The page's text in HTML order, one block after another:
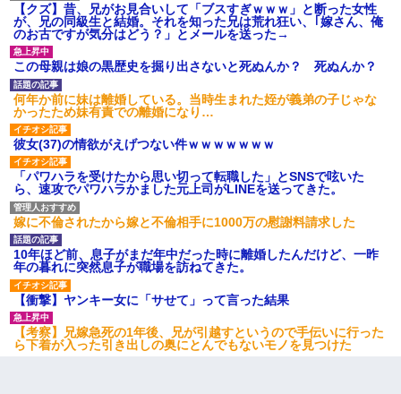
【クズ】昔、兄がお見合いして「ブスすぎｗｗｗ」と断った女性
が、兄の同級生と結婚。それを知った兄は荒れ狂い、｢嫁さん、俺
のお古ですが気分はどう？」とメールを送った→
この母親は娘の黒歴史を掘り出さないと死ぬんか？ 死ぬんか？
何年か前に妹は離婚している。当時生まれた姪が義弟の子じゃな
かったため妹有責での離婚になり…
彼女(37)の情欲がえげつない件ｗｗｗｗｗｗｗ
「パワハラを受けたから思い切って転職した」とSNSで呟いた
ら、速攻でパワハラかました元上司がLINEを送ってきた。
嫁に不倫されたから嫁と不倫相手に1000万の慰謝料請求した
10年ほど前、息子がまだ年中だった時に離婚したんだけど、一昨
年の暮れに突然息子が職場を訪ねてきた。
【衝撃】ヤンキー女に「サせて」って言った結果
【考察】兄嫁急死の1年後、兄が引越すというので手伝いに行った
ら下着が入った引き出しの奥にとんでもないモノを見つけた